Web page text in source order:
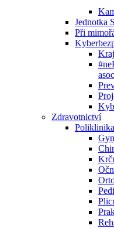
Jednotka
Při
Zdravotnictví